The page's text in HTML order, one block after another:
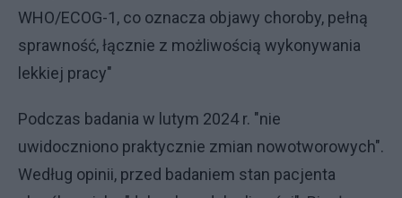
WHO/ECOG-1, co oznacza objawy choroby, pełną
sprawność, łącznie z możliwością wykonywania
lekkiej pracy"
Podczas badania w lutym 2024 r. "nie
uwidoczniono praktycznie zmian nowotworowych".
Według opinii, przed badaniem stan pacjenta